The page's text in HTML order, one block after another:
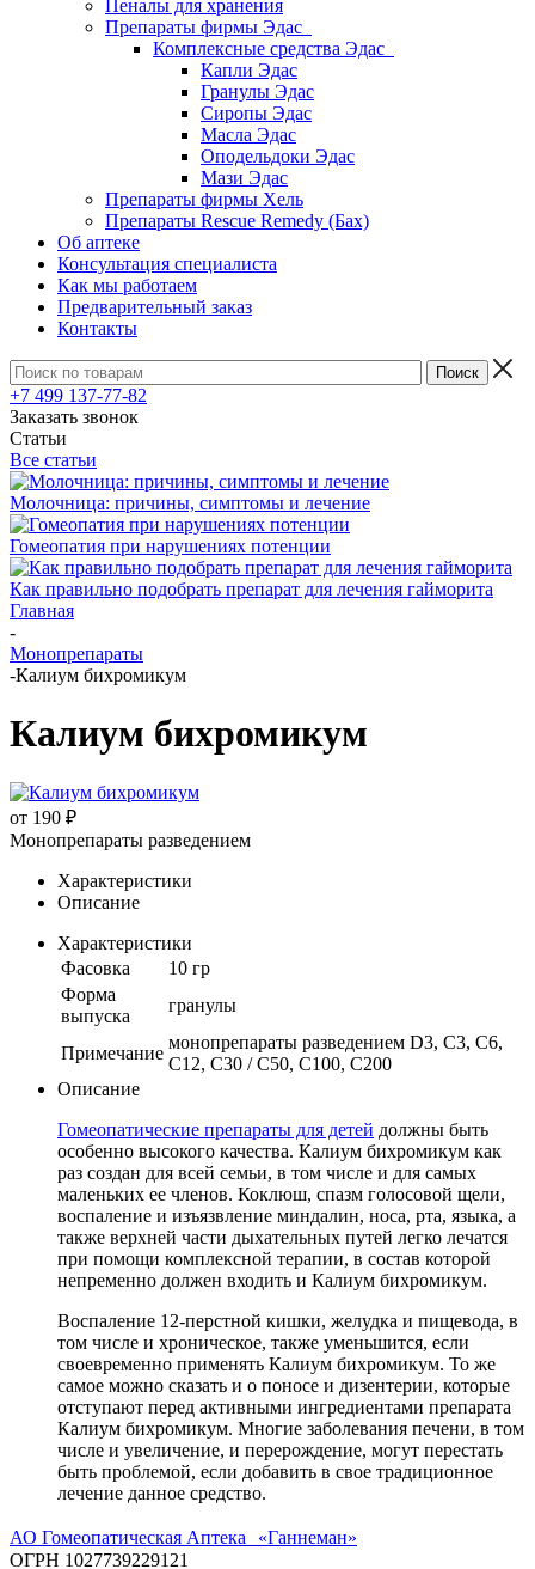
Пеналы для хранения
Препараты фирмы Эдас
Комплексные средства Эдас
Капли Эдас
Гранулы Эдас
Сиропы Эдас
Масла Эдас
Оподельдоки Эдас
Мази Эдас
Препараты фирмы Хель
Препараты Rescue Remedy (Бах)
Об аптеке
Консультация специалиста
Как мы работаем
Предварительный заказ
Контакты
+7 499 137-77-82
Заказать звонок
Статьи
Все статьи
Молочница: причины, симптомы и лечение
Гомеопатия при нарушениях потенции
Как правильно подобрать препарат для лечения гайморита
Главная
-
Монопрепараты
-Калиум бихромикум
Калиум бихромикум
от 190 ₽
Монопрепараты разведением
Характеристики
Описание
Характеристики
Фасовка
10 гр
Форма
выпуска
гранулы
Примечание
монопрепараты разведением D3, C3, C6,
C12, C30 / С50, С100, С200
Описание
Гомеопатические препараты для детей должны быть
особенно высокого качества. Калиум бихромикум как
раз создан для всей семьи, в том числе и для самых
маленьких ее членов. Коклюш, спазм голосовой щели,
воспаление и изъязвление миндалин, носа, рта, языка, а
также верхней части дыхательных путей легко лечатся
при помощи комплексной терапии, в состав которой
непременно должен входить и Калиум бихромикум.
Воспаление 12-перстной кишки, желудка и пищевода, в
том числе и хроническое, также уменьшится, если
своевременно применять Калиум бихромикум. То же
самое можно сказать и о поносе и дизентерии, которые
отступают перед активными ингредиентами препарата
Калиум бихромикум. Многие заболевания печени, в том
числе и увеличение, и перерождение, могут перестать
быть проблемой, если добавить в свое традиционное
лечение данное средство.
АО Гомеопатическая Аптека «Ганнеман»
ОГРН 1027739229121